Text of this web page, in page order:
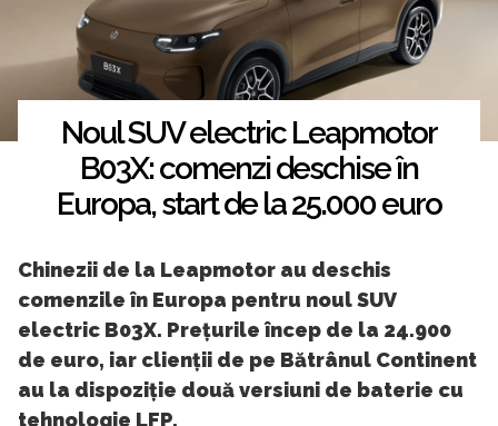
Noul SUV electric Leapmotor
B03X: comenzi deschise în
Europa, start de la 25.000 euro
Chinezii de la Leapmotor au deschis
comenzile în Europa pentru noul SUV
electric B03X. Prețurile încep de la 24.900
de euro, iar clienții de pe Bătrânul Continent
au la dispoziție două versiuni de baterie cu
tehnologie LFP.